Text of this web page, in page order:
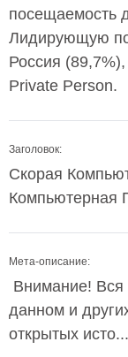
посещаемость
Лидирующую
Россия
Private Person.
Заголовок:
Скорая
Компьютерная
Мета-описание:
Внимание!
данном и
открытых исто...